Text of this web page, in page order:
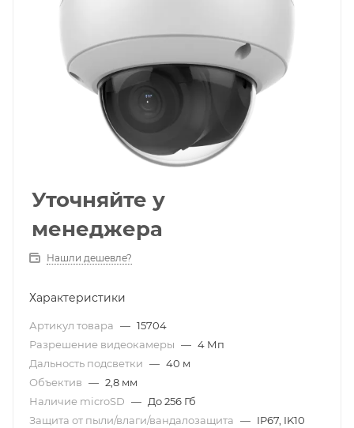
Уточняйте у
менеджера
Нашли дешевле?
Характеристики
Артикул товара — 15704
Разрешение видеокамеры — 4 Мп
Дальность подсветки — 40 м
Объектив — 2,8 мм
Наличие microSD — До 256 Гб
Защита от пыли/влаги/вандалозащита — IP67, IK10